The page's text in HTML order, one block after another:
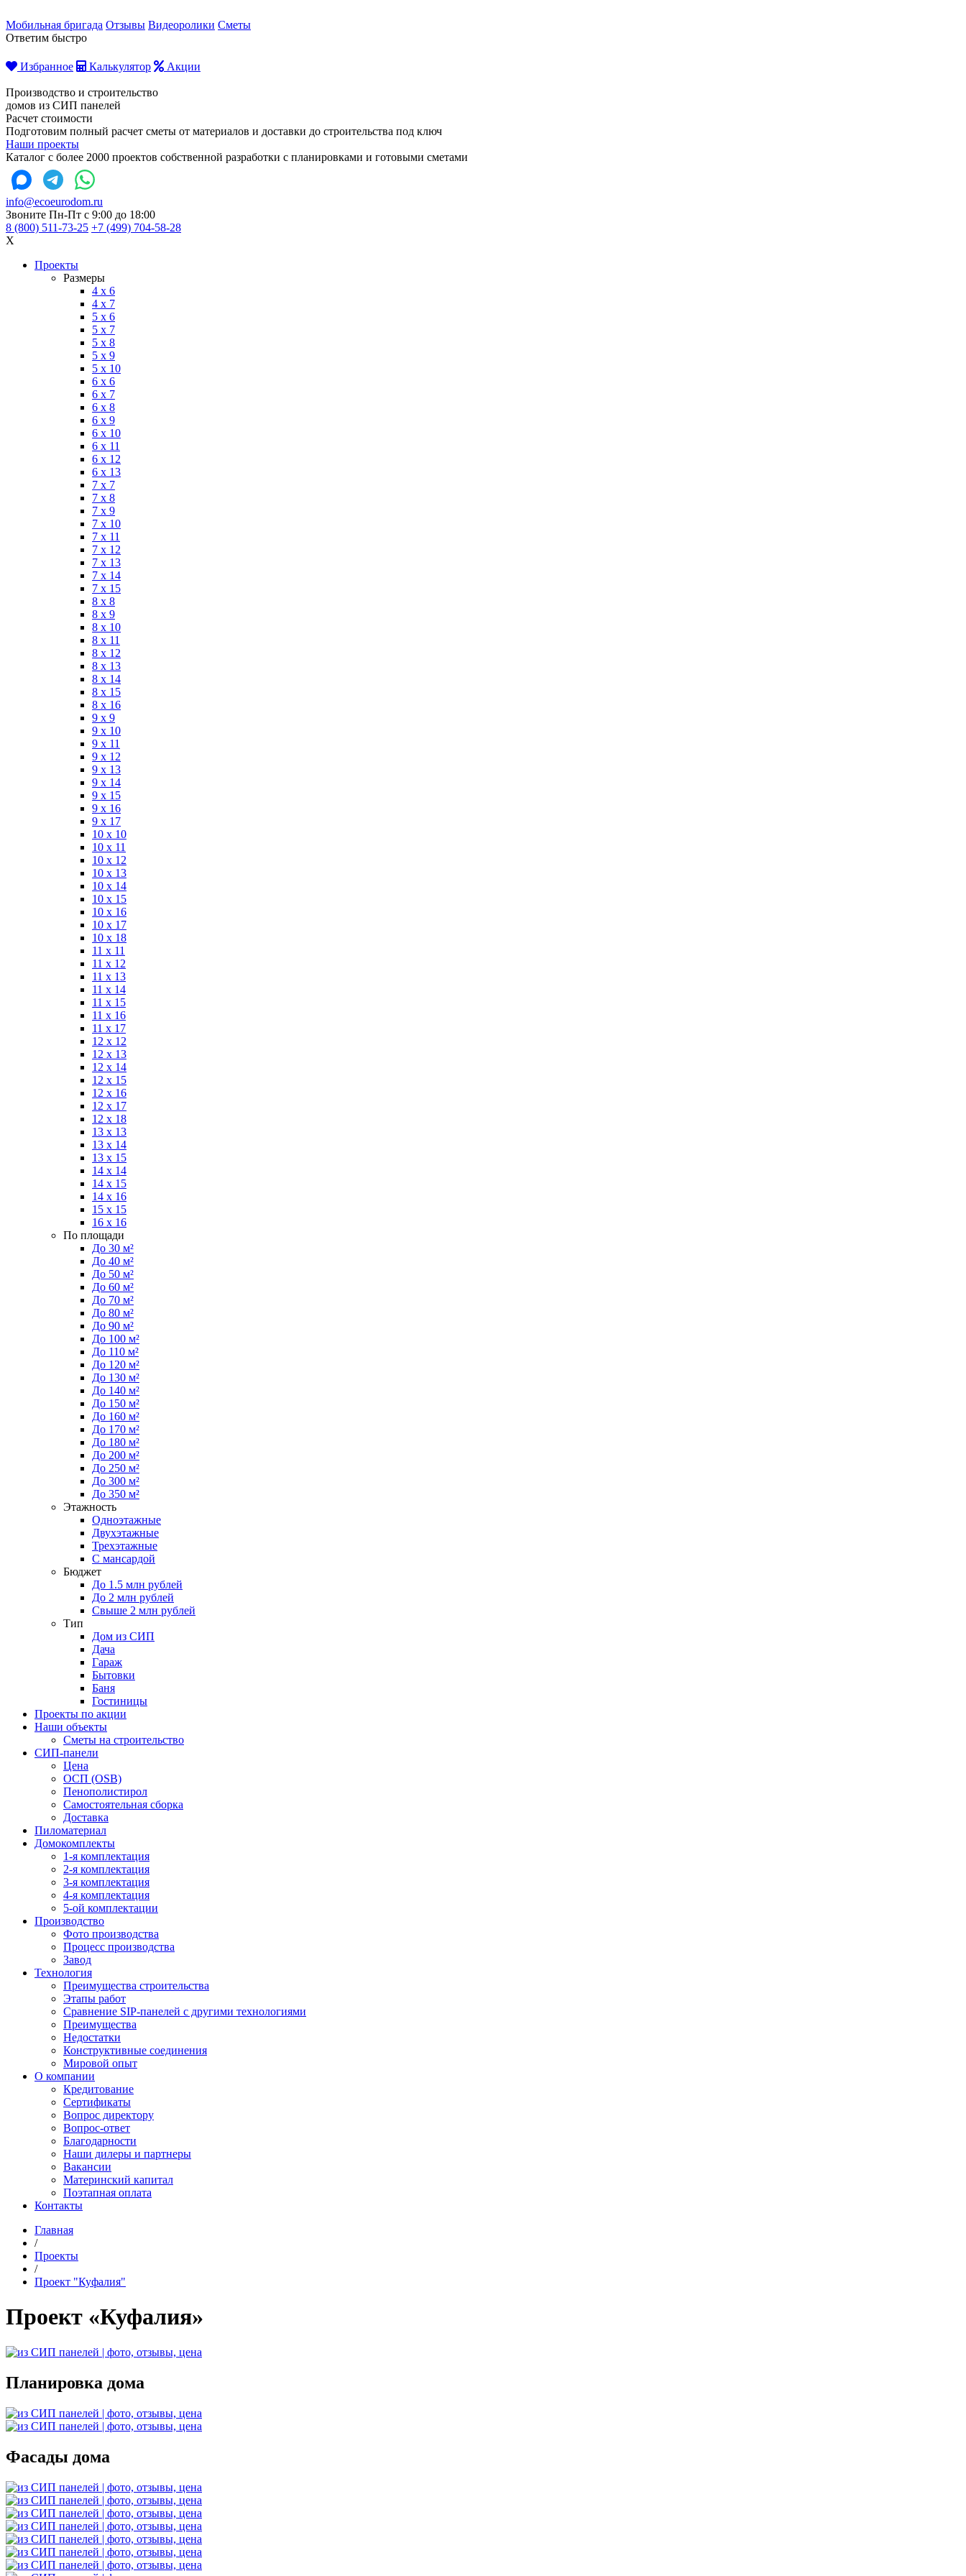
Мобильная бригада Отзывы Видеоролики Сметы
Ответим быстро
Избранное Калькулятор Акции
Производство и строительство
домов из СИП панелей
Расчет стоимости
Подготовим полный расчет сметы от материалов и доставки до строительства под ключ
Наши проекты
Каталог с более 2000 проектов собственной разработки с планировками и готовыми сметами
info@ecoeurodom.ru
Звоните Пн-Пт с 9:00 до 18:00
8 (800) 511-73-25 +7 (499) 704-58-28
X
Проекты
Размеры
4 x 6
4 x 7
5 x 6
5 x 7
5 x 8
5 x 9
5 x 10
6 x 6
6 x 7
6 x 8
6 x 9
6 x 10
6 x 11
6 x 12
6 x 13
7 x 7
7 x 8
7 x 9
7 x 10
7 x 11
7 x 12
7 x 13
7 x 14
7 x 15
8 x 8
8 x 9
8 x 10
8 x 11
8 x 12
8 x 13
8 x 14
8 x 15
8 x 16
9 x 9
9 x 10
9 x 11
9 x 12
9 x 13
9 x 14
9 x 15
9 x 16
9 x 17
10 x 10
10 x 11
10 x 12
10 x 13
10 x 14
10 x 15
10 x 16
10 x 17
10 x 18
11 x 11
11 x 12
11 x 13
11 x 14
11 x 15
11 x 16
11 x 17
12 x 12
12 x 13
12 x 14
12 x 15
12 x 16
12 x 17
12 x 18
13 x 13
13 x 14
13 x 15
14 x 14
14 x 15
14 x 16
15 x 15
16 x 16
По площади
До 30 м²
До 40 м²
До 50 м²
До 60 м²
До 70 м²
До 80 м²
До 90 м²
До 100 м²
До 110 м²
До 120 м²
До 130 м²
До 140 м²
До 150 м²
До 160 м²
До 170 м²
До 180 м²
До 200 м²
До 250 м²
До 300 м²
До 350 м²
Этажность
Одноэтажные
Двухэтажные
Трехэтажные
С мансардой
Бюджет
До 1.5 млн рублей
До 2 млн рублей
Свыше 2 млн рублей
Тип
Дом из СИП
Дача
Гараж
Бытовки
Баня
Гостиницы
Проекты по акции
Наши объекты
Сметы на строительство
СИП-панели
Цена
ОСП (OSB)
Пенополистирол
Самостоятельная сборка
Доставка
Пиломатериал
Домокомплекты
1-я комплектация
2-я комплектация
3-я комплектация
4-я комплектация
5-ой комплектации
Производство
Фото производства
Процесс производства
Завод
Технология
Преимущества строительства
Этапы работ
Сравнение SIP-панелей с другими технологиями
Преимущества
Недостатки
Конструктивные соединения
Мировой опыт
О компании
Кредитование
Сертификаты
Вопрос директору
Вопрос-ответ
Благодарности
Наши дилеры и партнеры
Вакансии
Материнский капитал
Поэтапная оплата
Контакты
Главная
/
Проекты
/
Проект "Куфалия"
Проект «Куфалия»
Планировка дома
Фасады дома